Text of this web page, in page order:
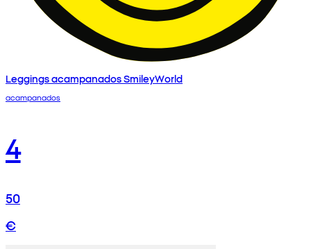
Leggings acampanados SmileyWorld
acampanados
4
50
€